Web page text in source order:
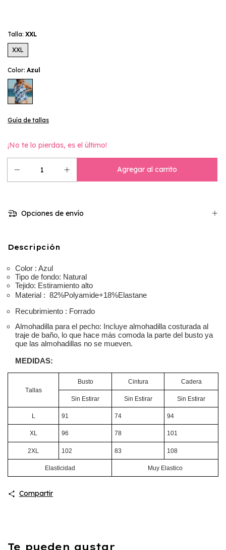
Talla: XXL
XXL
Color: Azul
Guía de tallas
¡No te lo pierdas, es el último!
Opciones de envío
Descripción
Color : Azul
Tipo de fondo: Natural
Tejido: Estiramiento alto
Material : 82%Polyamide+18%Elastane
Recubrimiento : Forrado
Almohadilla para el pecho: Incluye almohadilla costurada al
traje de baño, lo que hace más comoda la parte del busto ya
que las almohadillas no se mueven.
MEDIDAS:
Tallas
Busto Cintura Cadera
Sin Estirar Sin Estirar Sin Estirar
L 91 74 94
XL 96 78 101
2XL 102 83 108
Elasticidad Muy Elastico
Compartir
Te pueden gustar